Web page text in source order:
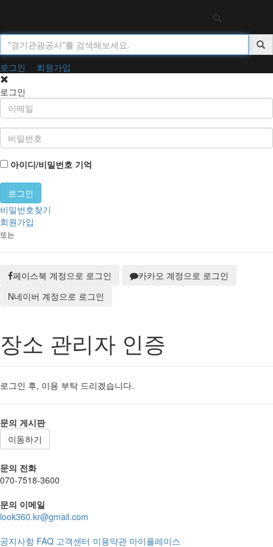
로그인
회원가입
로그인
아이디/비밀번호 기억
비밀번호찾기
회원가입
또는
페이스북 계정으로 로그인
카카오 계정으로 로그인
N네이버 계정으로 로그인
장소 관리자 인증
로그인 후, 이용 부탁 드리겠습니다.
문의 게시판
이동하기
문의 전화
070-7518-3600
문의 이메일
look360.kr@gmail.com
공지사항 FAQ 고객센터 이용약관 마이플레이스